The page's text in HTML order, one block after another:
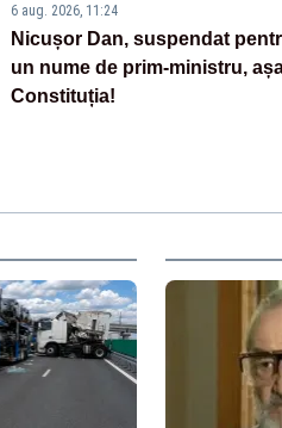
6 aug. 2026, 11:24
Nicușor Dan, suspendat
un nume de prim-ministru,
Constituția!